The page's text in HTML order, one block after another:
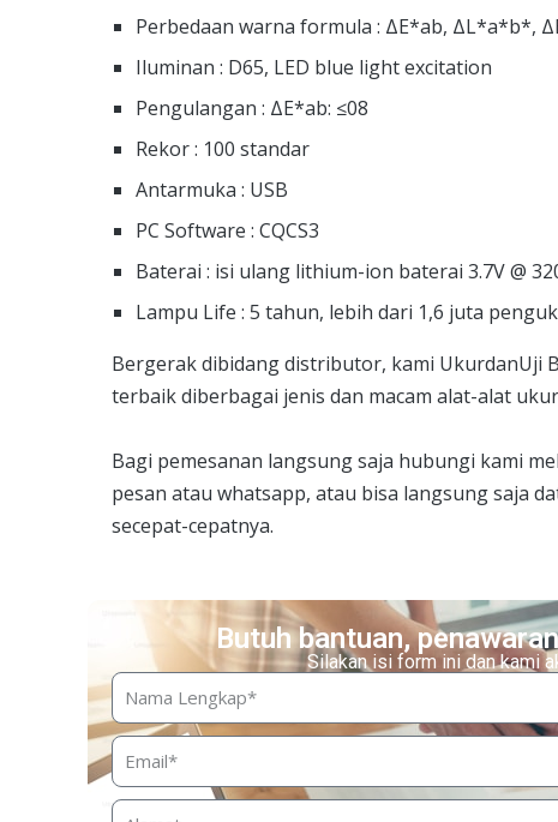
Perbedaan warna formula : ΔE*ab, ΔL*a*b*,
Iluminan : D65, LED blue light excitation
Pengulangan : ΔE*ab: ≤08
Rekor : 100 standar
Antarmuka : USB
PC Software : CQCS3
Baterai : isi ulang lithium-ion baterai 3.7V @
Lampu Life : 5 tahun, lebih dari 1,6 juta
Bergerak dibidang distributor, kami UkurdanUji
terbaik diberbagai jenis dan macam alat-alat
Bagi pemesanan langsung saja hubungi kami
pesan atau whatsapp, atau bisa langsung saja
secepat-cepatnya.
Butuh bantuan,
Silakan isi form ini dan kami